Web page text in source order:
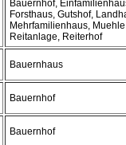
Bauernhof,
Forsthaus, Gutshof,
Mehrfamilienhaus,
Reitanlage, Reiterhof
Bauernhaus
Bauernhof
Bauernhof